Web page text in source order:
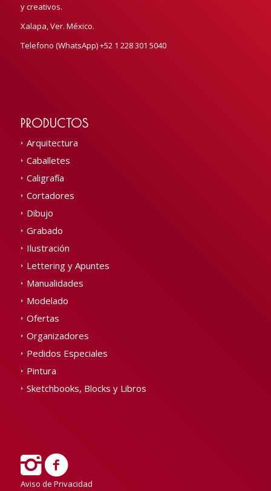
y creativos.
Xalapa, Ver. México.
Telefono (WhatsApp) +52 1 228 301 5040
PRODUCTOS
Arquitectura
Caballetes
Caligrafía
Cortadores
Dibujo
Grabado
Ilustración
Lettering y Apuntes
Manualidades
Modelado
Ofertas
Organizadores
Pedidos Especiales
Pintura
Sketchbooks, Blocks y Libros
Aviso de Privacidad